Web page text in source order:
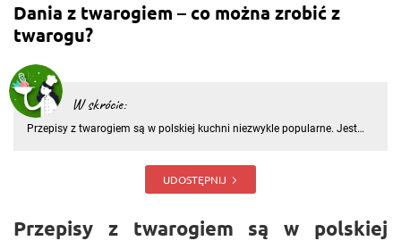
Dania z twarogiem – co można zrobić z
twarogu?
W skrócie:
Przepisy z twarogiem są w polskiej kuchni niezwykle popularne. Jest
już trochę spowszedniały? Przygotowaliśmy propozycje na
UDOSTĘPNIJ
Przepisy z twarogiem są w polskiej